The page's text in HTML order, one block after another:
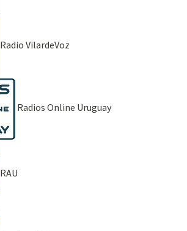
Radio VilardeVoz
Radios Online Uruguay
RAU